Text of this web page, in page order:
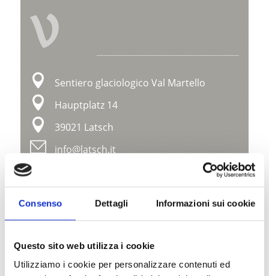
Consenso Dettagli Informazioni sui cookie
Questo sito web utilizza i cookie
Utilizziamo i cookie per personalizzare contenuti ed
V
Sentiero glaciologico Val Martello
Hauptplatz 14
39021 Latsch
info@latsch.it
Posizione
Impressioni